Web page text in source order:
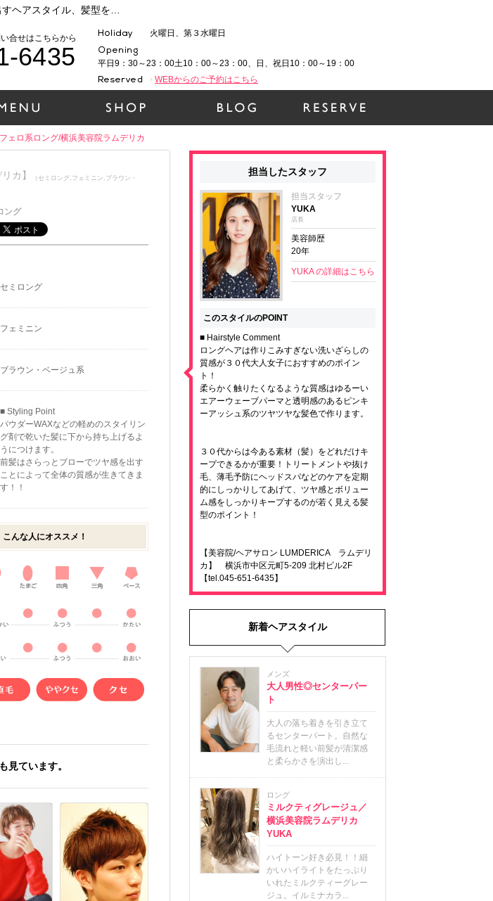
火曜日、第３水曜日
平日9：30～23：00土10：00～23：00、日、祝日10：00～19：00
WEBからのご予約はこちら
合せはこちらから
6435
ェロ系ロング/横浜美容院ラムデリカ
カ】 （セミロング,フェミニン,ブラウン・
ング
セミロング
フェミニン
ブラウン・ベージュ系
■ Styling Point
パウダーWAXなどの軽めのスタイリン
グ剤で乾いた髪に下から持ち上げるよ
うにつけます。
前髪はさらっとブローでツヤ感を出す
ことによって全体の質感が生きてきま
す！！
こんな人にオススメ！
見ています。
担当したスタッフ
担当スタッフ
YUKA
店長
美容師歴
20年
YUKA の詳細はこちら
このスタイルのPOINT
■ Hairstyle Comment
ロングヘアは作りこみすぎない洗いざらしの
質感が３０代大人女子におすすめのポイン
ト！
柔らかく触りたくなるような質感はゆるーい
エアーウェーブパーマと透明感のあるピンキ
ーアッシュ系のツヤツヤな髪色で作ります。
３０代からは今ある素材（髪）をどれだけキ
ープできるかが重要！トリートメントや抜け
毛、薄毛予防にヘッドスパなどのケアを定期
的にしっかりしてあげて、ツヤ感とボリュー
ム感をしっかりキープするのが若く見える髪
型のポイント！
【美容院/ヘアサロン LUMDERICA ラムデリ
カ】 横浜市中区元町5-209 北村ビル2F
【tel.045-651-6435】
新着ヘアスタイル
メンズ
大人男性◎センターパー
ト
大人の落ち着きを引き立て
るセンターパート。自然な
毛流れと軽い前髪が清潔感
と柔らかさを演出し...
ロング
ミルクティグレージュ／
横浜美容院ラムデリカ
YUKA
ハイトーン好き必見！！細
かいハイライトをたっぷり
いれたミルクティーグレー
ジュ。イルミナカラ...